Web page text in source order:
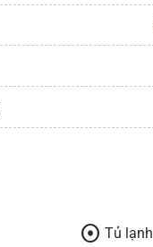
adjust Tủ lạnh